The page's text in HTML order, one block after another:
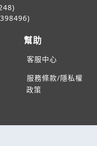
幫助
客服中心
服務條款/隱私權
政策